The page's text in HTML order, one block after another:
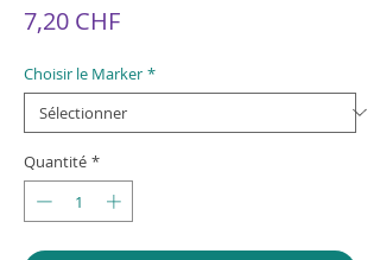
7,20 CHFPrix
Choisir le Marker *
Quantité *